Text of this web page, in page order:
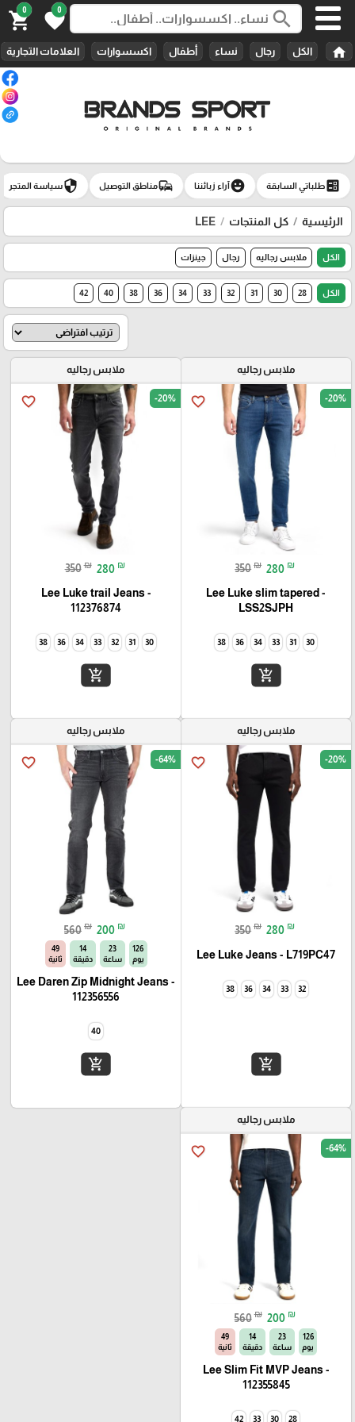
search
0
favorite
0
shopping_cart
home الكل رجال نساء أطفال اكسسوارات العلامات التجارية
ballotطلباتي السابقة emoji_emotionsآراء زبائننا commuteمناطق التوصيل securityسياسة المتجر
الرئيسية كل المنتجات LEE
الكل ملابس رجاليه رجال جينزات
الكل 28
30
31
32
33
34
36
38
40
42
ملابس رجاليه
favorite_border -20%
350 ₪ 280 ₪
Lee Luke slim tapered -
LSS2SJPH
30
31
33
34
36
38
add_shopping_cart
ملابس رجاليه
favorite_border -20%
350 ₪ 280 ₪
Lee Luke trail Jeans -
112376874
30
31
32
33
34
36
38
add_shopping_cart
ملابس رجاليه
favorite_border -20%
350 ₪ 280 ₪
Lee Luke Jeans - L719PC47
32
33
34
36
38
add_shopping_cart
ملابس رجاليه
favorite_border -64%
560 ₪ 200 ₪
126
يوم
23
ساعة
14
دقيقة
49
ثانية
Lee Daren Zip Midnight Jeans -
112356556
40
add_shopping_cart
ملابس رجاليه
favorite_border -64%
560 ₪ 200 ₪
126
يوم
23
ساعة
14
دقيقة
49
ثانية
Lee Slim Fit MVP Jeans -
112355845
28
30
33
42